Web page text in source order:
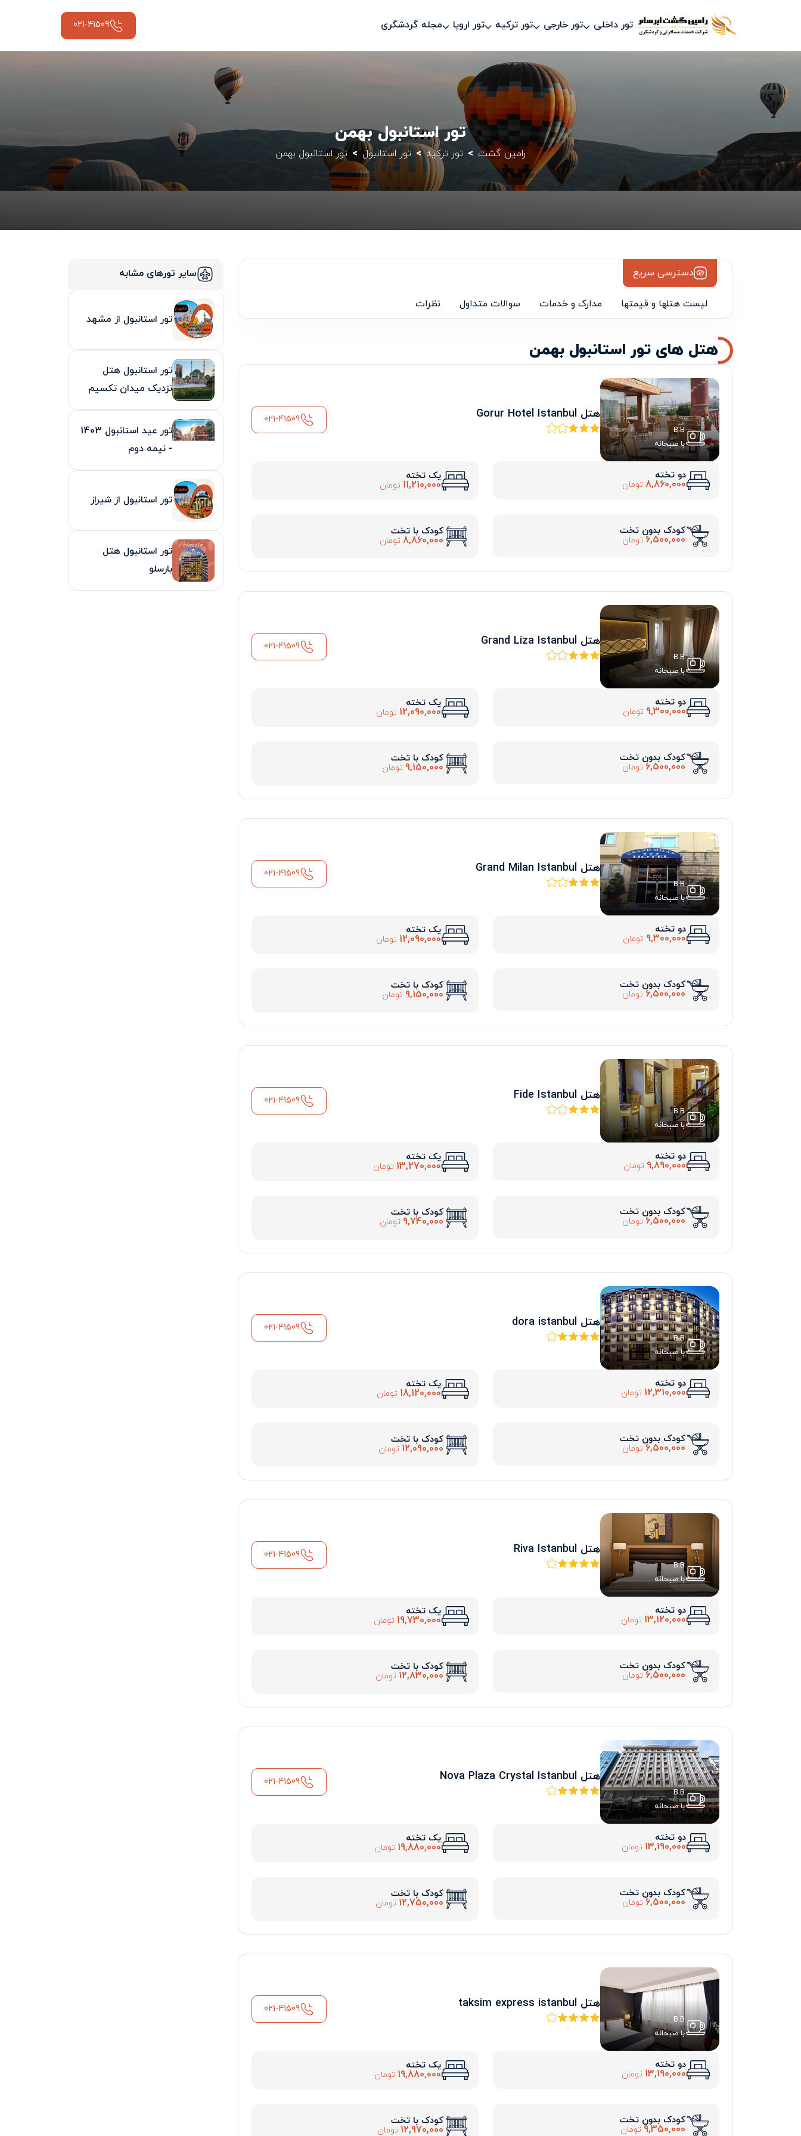
تور داخلی تور خارجی تور ترکیه تور اروپا مجله گردشگری 021-41509
تور استانبول بهمن
رامین گشت تور ترکیه تور استانبول تور استانبول بهمن
دسترسی سریع
لیست هتلها و قیمتها مدارک و خدمات سوالات متداول نظرات
هتل های تور استانبول بهمن
B.B
با صبحانه
هتل Gorur Hotel Istanbul 021-41509
دو تخته
8,860,000 تومان
یک تخته
11,210,000 تومان
کودک بدون تخت
6,500,000 تومان
کودک با تخت
8,860,000 تومان
B.B
با صبحانه
هتل Grand Liza Istanbul 021-41509
دو تخته
9,300,000 تومان
یک تخته
12,090,000 تومان
کودک بدون تخت
6,500,000 تومان
کودک با تخت
9,150,000 تومان
B.B
با صبحانه
هتل Grand Milan Istanbul 021-41509
دو تخته
9,300,000 تومان
یک تخته
12,090,000 تومان
کودک بدون تخت
6,500,000 تومان
کودک با تخت
9,150,000 تومان
B.B
با صبحانه
هتل Fide Istanbul 021-41509
دو تخته
9,890,000 تومان
یک تخته
13,270,000 تومان
کودک بدون تخت
6,500,000 تومان
کودک با تخت
9,740,000 تومان
B.B
با صبحانه
هتل dora istanbul 021-41509
دو تخته
12,310,000 تومان
یک تخته
18,120,000 تومان
کودک بدون تخت
6,500,000 تومان
کودک با تخت
12,090,000 تومان
B.B
با صبحانه
هتل Riva Istanbul 021-41509
دو تخته
13,120,000 تومان
یک تخته
19,730,000 تومان
کودک بدون تخت
6,500,000 تومان
کودک با تخت
12,830,000 تومان
B.B
با صبحانه
هتل Nova Plaza Crystal Istanbul 021-41509
دو تخته
13,190,000 تومان
یک تخته
19,880,000 تومان
کودک بدون تخت
6,500,000 تومان
کودک با تخت
12,750,000 تومان
B.B
با صبحانه
هتل taksim express istanbul 021-41509
دو تخته
13,190,000 تومان
یک تخته
19,880,000 تومان
کودک بدون تخت
9,350,000 تومان
کودک با تخت
12,970,000 تومان
سایر تورهای مشابه
تور استانبول از مشهد
تور استانبول هتل
نزدیک میدان تکسیم
تور عید استانبول 1403
- نیمه دوم
تور استانبول از شیراز
تور استانبول هتل
بارسلو